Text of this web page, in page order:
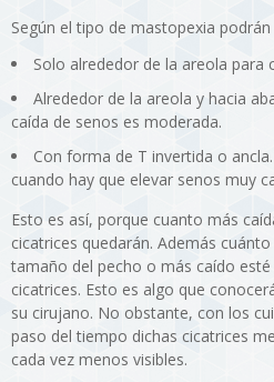
Según el tipo de mastopexia
Solo alrededor de la areola para
Alrededor de la areola y hacia
caída de senos es moderada.
Con forma de T invertida o
cuando hay que elevar senos muy
Esto es así, porque cuanto más
cicatrices quedarán. Además
tamaño del pecho o más caído
cicatrices. Esto es algo que
su cirujano. No obstante, con los
paso del tiempo dichas cicatrices
cada vez menos visibles.